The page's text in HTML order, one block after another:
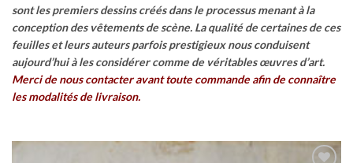
sont les premiers dessins créés dans le processus menant à la
conception des vêtements de scène. La qualité de certaines de ces
feuilles et leurs auteurs parfois prestigieux nous conduisent
aujourd’hui à les considérer comme de véritables œuvres d’art.
Merci de nous contacter avant toute commande afin de connaître
les modalités de livraison.